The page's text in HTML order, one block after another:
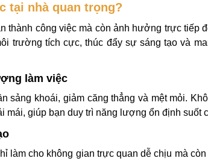
tại nhà quan trọng?
thành công việc mà còn ảnh hưởng trực tiếp
trường tích cực, thúc đẩy sự sáng tạo và
làm việc
sảng khoái, giảm căng thẳng và mệt mỏi.
mái, giúp bạn duy trì năng lượng ổn định suốt
làm cho không gian trực quan dễ chịu mà